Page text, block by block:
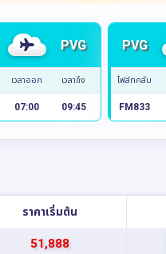
PVG
เวลาออก เวลาถึง
07:00 09:45
PVG
ไฟล์ทกลับ
FM833
ราคาเริ่มต้น
51,888